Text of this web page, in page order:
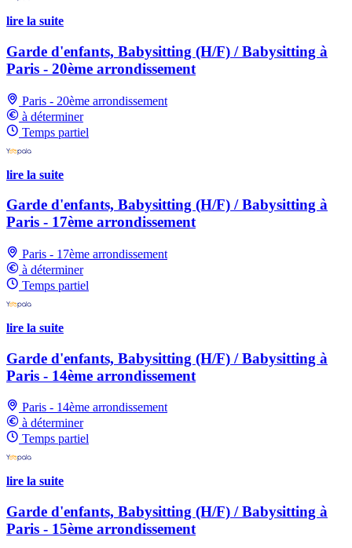
lire la suite
Garde d'enfants, Babysitting (H/F) / Babysitting à
Paris - 20ème arrondissement
Paris - 20ème arrondissement
à déterminer
Temps partiel
lire la suite
Garde d'enfants, Babysitting (H/F) / Babysitting à
Paris - 17ème arrondissement
Paris - 17ème arrondissement
à déterminer
Temps partiel
lire la suite
Garde d'enfants, Babysitting (H/F) / Babysitting à
Paris - 14ème arrondissement
Paris - 14ème arrondissement
à déterminer
Temps partiel
lire la suite
Garde d'enfants, Babysitting (H/F) / Babysitting à
Paris - 15ème arrondissement